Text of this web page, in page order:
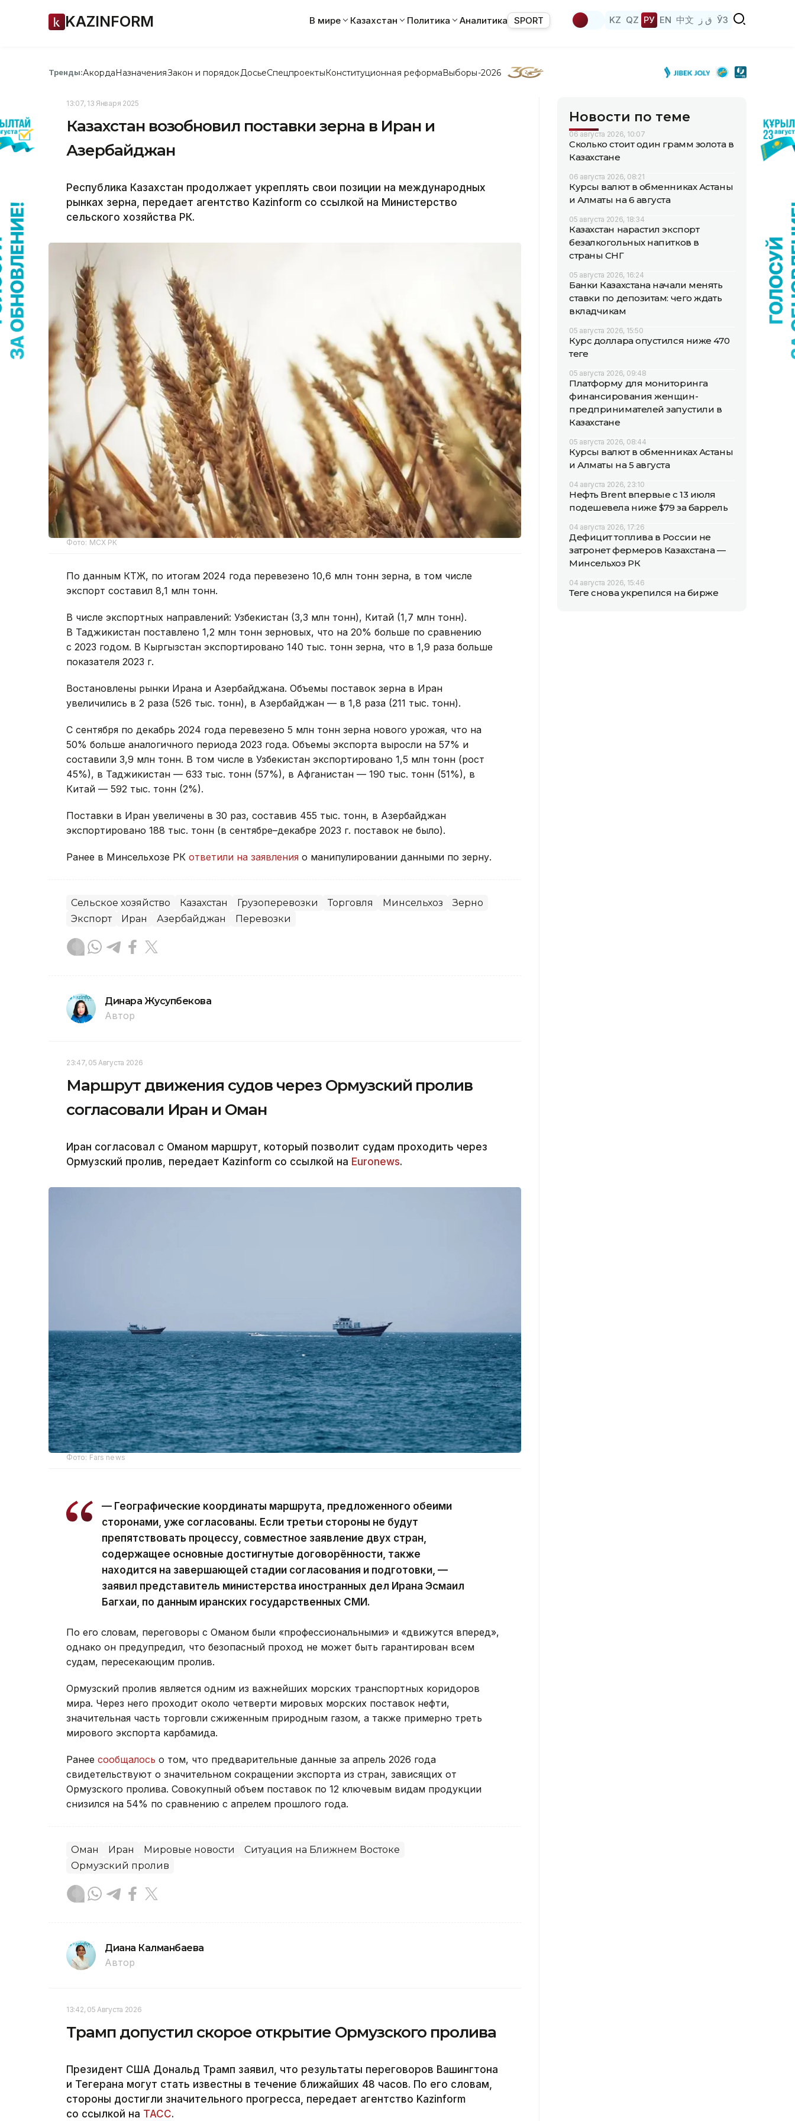
KAZINFORM В мире Казахстан Политика Аналитика SPORT KZ QZ РУ EN 中文 ق ز ЎЗ
Тренды:АкордаНазначенияЗакон и порядок ДосьеСпецпроектыКонституционная реформаВыборы-2026
13:07, 13 Января 2025
Казахстан возобновил поставки зерна в Иран и
Азербайджан
Республика Казахстан продолжает укреплять свои позиции на международных
рынках зерна, передает агентство Kazinform со ссылкой на Министерство
сельского хозяйства РК.
Фото: МСХ РК
По данным КТЖ, по итогам 2024 года перевезено 10,6 млн тонн зерна, в том числе
экспорт составил 8,1 млн тонн.
В числе экспортных направлений: Узбекистан (3,3 млн тонн), Китай (1,7 млн тонн).
В Таджикистан поставлено 1,2 млн тонн зерновых, что на 20% больше по сравнению
с 2023 годом. В Кыргызстан экспортировано 140 тыс. тонн зерна, что в 1,9 раза больше
показателя 2023 г.
Востановлены рынки Ирана и Азербайджана. Объемы поставок зерна в Иран
увеличились в 2 раза (526 тыс. тонн), в Азербайджан — в 1,8 раза (211 тыс. тонн).
С сентября по декабрь 2024 года перевезено 5 млн тонн зерна нового урожая, что на
50% больше аналогичного периода 2023 года. Объемы экспорта выросли на 57% и
составили 3,9 млн тонн. В том числе в Узбекистан экспортировано 1,5 млн тонн (рост
45%), в Таджикистан — 633 тыс. тонн (57%), в Афганистан — 190 тыс. тонн (51%), в
Китай — 592 тыс. тонн (2%).
Поставки в Иран увеличены в 30 раз, составив 455 тыс. тонн, в Азербайджан
экспортировано 188 тыс. тонн (в сентябре–декабре 2023 г. поставок не было).
Ранее в Минсельхозе РК ответили на заявления о манипулировании данными по зерну.
Сельское хозяйство Казахстан Грузоперевозки Торговля Минсельхоз
Зерно
Экспорт
Иран Азербайджан Перевозки
Динара Жусупбекова
Автор
23:47, 05 Августа 2026
Маршрут движения судов через Ормузский пролив
согласовали Иран и Оман
Иран согласовал с Оманом маршрут, который позволит судам проходить через
Ормузский пролив, передает Kazinform со ссылкой на Euronews.
Фото: Fars news
— Географические координаты маршрута, предложенного обеими
сторонами, уже согласованы. Если третьи стороны не будут
препятствовать процессу, совместное заявление двух стран,
содержащее основные достигнутые договорённости, также
находится на завершающей стадии согласования и подготовки, —
заявил представитель министерства иностранных дел Ирана Эсмаил
Багхаи, по данным иранских государственных СМИ.
По его словам, переговоры с Оманом были «профессиональными» и «движутся вперед»,
однако он предупредил, что безопасный проход не может быть гарантирован всем
судам, пересекающим пролив.
Ормузский пролив является одним из важнейших морских транспортных коридоров
мира. Через него проходит около четверти мировых морских поставок нефти,
значительная часть торговли сжиженным природным газом, а также примерно треть
мирового экспорта карбамида.
Ранее сообщалось о том, что предварительные данные за апрель 2026 года
свидетельствуют о значительном сокращении экспорта из стран, зависящих от
Ормузского пролива. Совокупный объем поставок по 12 ключевым видам продукции
снизился на 54% по сравнению с апрелем прошлого года.
Оман Иран Мировые новости
Ситуация на Ближнем Востоке
Ормузский пролив
Диана Калманбаева
Автор
13:42, 05 Августа 2026
Трамп допустил скорое открытие Ормузского пролива
Президент США Дональд Трамп заявил, что результаты переговоров Вашингтона
и Тегерана могут стать известны в течение ближайших 48 часов. По его словам,
стороны достигли значительного прогресса, передает агентство Kazinform
со ссылкой на ТАСС.
Новости по теме
06 августа 2026, 10:07
Сколько стоит один грамм золота в
Казахстане
06 августа 2026, 08:21
Курсы валют в обменниках Астаны
и Алматы на 6 августа
05 августа 2026, 18:34
Казахстан нарастил экспорт
безалкогольных напитков в
страны СНГ
05 августа 2026, 16:24
Банки Казахстана начали менять
ставки по депозитам: чего ждать
вкладчикам
05 августа 2026, 15:50
Курс доллара опустился ниже 470
теңге
05 августа 2026, 09:48
Платформу для мониторинга
финансирования женщин-
предпринимателей запустили в
Казахстане
05 августа 2026, 08:44
Курсы валют в обменниках Астаны
и Алматы на 5 августа
04 августа 2026, 23:10
Нефть Brent впервые с 13 июля
подешевела ниже $79 за баррель
04 августа 2026, 17:26
Дефицит топлива в России не
затронет фермеров Казахстана —
Минсельхоз РК
04 августа 2026, 15:46
Теңге снова укрепился на бирже